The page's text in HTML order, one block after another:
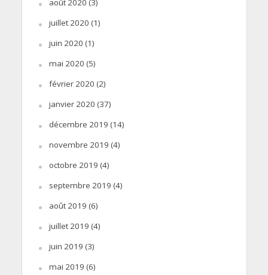
août 2020 (3)
juillet 2020 (1)
juin 2020 (1)
mai 2020 (5)
février 2020 (2)
janvier 2020 (37)
décembre 2019 (14)
novembre 2019 (4)
octobre 2019 (4)
septembre 2019 (4)
août 2019 (6)
juillet 2019 (4)
juin 2019 (3)
mai 2019 (6)